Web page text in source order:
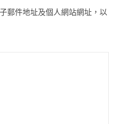
郵件地址及個人網站網址，以